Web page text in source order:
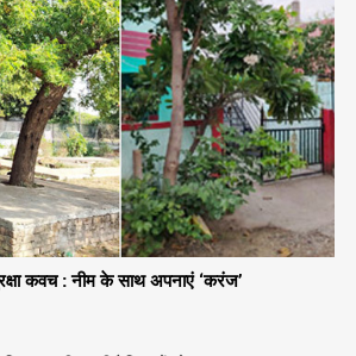
कवच : नीम के साथ अपनाएं ‘करंज’